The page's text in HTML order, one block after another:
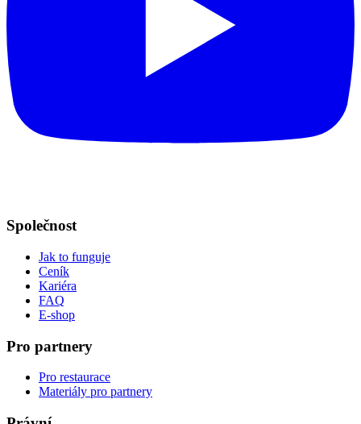
Společnost
Jak to funguje
Ceník
Kariéra
FAQ
E-shop
Pro partnery
Pro restaurace
Materiály pro partnery